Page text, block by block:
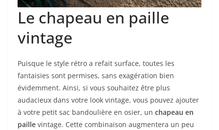
Le chapeau en paille
vintage
Puisque le style rétro a refait surface, toutes les
fantaisies sont permises, sans exagération bien
évidemment. Ainsi, si vous souhaitez être plus
audacieux dans votre look vintage, vous pouvez ajouter
à votre petit sac bandoulière en osier, un chapeau en
paille vintage. Cette combinaison augmentera un peu